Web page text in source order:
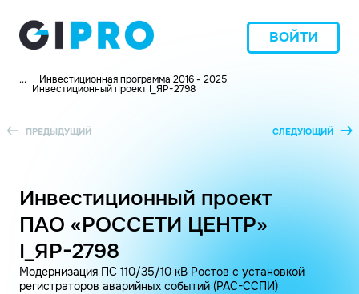
ВОЙТИ
... Инвестиционная программа 2016 - 2025
Инвестиционный проект I_ЯР-2798
ПРЕДЫДУЩИЙ СЛЕДУЮЩИЙ
Инвестиционный проект
ПАО «РОССЕТИ ЦЕНТР»
I_ЯР-2798
Модернизация ПС 110/35/10 кВ Ростов с установкой
регистраторов аварийных событий (РАС-ССПИ)